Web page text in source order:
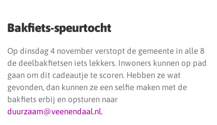
Bakfiets-speurtocht
Op dinsdag 4 november verstopt de gemeente in alle 8
de deelbakfietsen iets lekkers. Inwoners kunnen op pad
gaan om dit cadeautje te scoren. Hebben ze wat
gevonden, dan kunnen ze een selfie maken met de
bakfiets erbij en opsturen naar
duurzaam@veenendaal.nl.